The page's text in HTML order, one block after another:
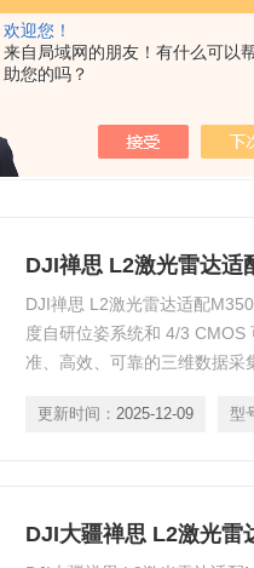
欢迎您！
来自局域网的朋友！有什么可以
助您的吗？
产品，管线探测仪，全站仪，
DJI禅思 L2激光雷达适
DJI禅思 L2激光雷达适配
度自研位姿系统和 4/3
准、高效、可靠的三维数据采
更新时间： 2025-12-09 型
DJI大疆禅思 L2激光雷